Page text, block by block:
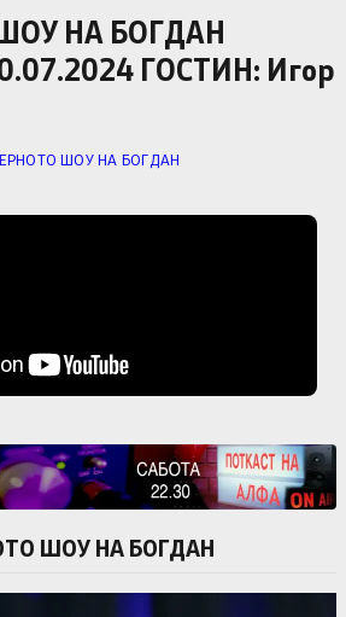
НА БОГДАН
ГОСТИН: Игор
ШОУ НА БОГДАН
ШОУ НА БОГДАН